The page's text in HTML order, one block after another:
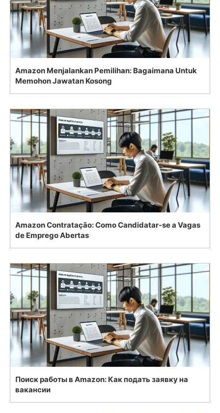
Amazon Menjalankan Pemilihan: Bagaimana Untuk
Memohon Jawatan Kosong
Amazon Contratação: Como Candidatar-se a Vagas
de Emprego Abertas
Поиск работы в Amazon: Как подать заявку на
вакансии